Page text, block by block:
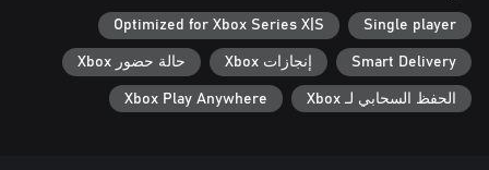
Single player
Optimized for Xbox Series X|S
Smart Delivery إنجازات Xbox حالة حضور Xbox
الحفظ السحابي لـ Xbox Xbox Play Anywhere